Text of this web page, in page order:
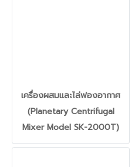
เครื่องผสมและไล่ฟองอากาศ
(Planetary Centrifugal
Mixer Model SK-2000T)